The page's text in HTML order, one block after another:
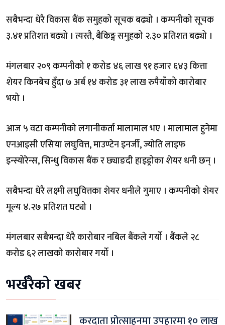
सबैभन्दा धेरै विकास बैंक समुहको सूचक बढ्यो । कम्पनीको सूचक
३.४१ प्रतिशत बढ्यो । त्यस्तै, बैकिङ्ग समुहको २.३० प्रतिशत बढ्यो ।
मंगलबार २०९ कम्पनीको १ करोड ४६ लाख ९१ हजार ६४३ कित्ता
शेयर किनबेच हुँदा ७ अर्ब १४ करोड ३१ लाख रुपैयाँको कारोबार
भयो ।
आज ५ वटा कम्पनीको लगानीकर्ता मालामाल भए । मालामाल हुनेमा
एनआइसी एसिया लघुवित्त, माउण्टेन इनर्जी, ज्योति लाइफ
इन्स्योरेन्स, सिन्धु विकास बैंक र छ्याङदी हाइड्रोका शेयर धनी छन् ।
सबैभन्दा धेरै लक्ष्मी लघुवित्तका शेयर धनीले गुमाए । कम्पनीको शेयर
मूल्य ४.२७ प्रतिशत घट्यो ।
मंगलबार सबैभन्दा धेरै कारोबार नबिल बैंकले गर्यो । बैंकले २८
करोड ६२ लाखको कारोबार गर्यो ।
भर्खरैको खबर
करदाता प्रोत्साहनमा उपहारमा १० लाख